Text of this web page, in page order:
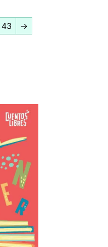
43 →